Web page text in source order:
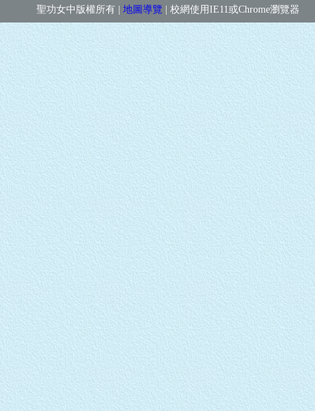
聖功女中版權所有 | 地圖導覽 | 校網使用IE11或Chrome瀏覽器